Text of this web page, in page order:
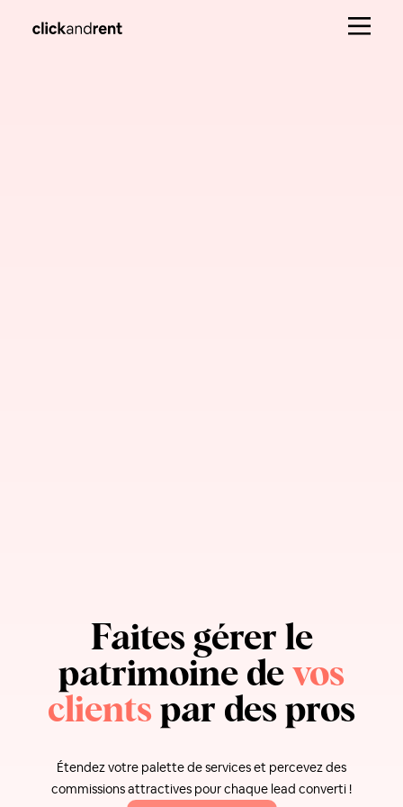
Faites gérer le
patrimoine de vos
clients par des pros
Étendez votre palette de services et percevez des
commissions attractives pour chaque lead converti !